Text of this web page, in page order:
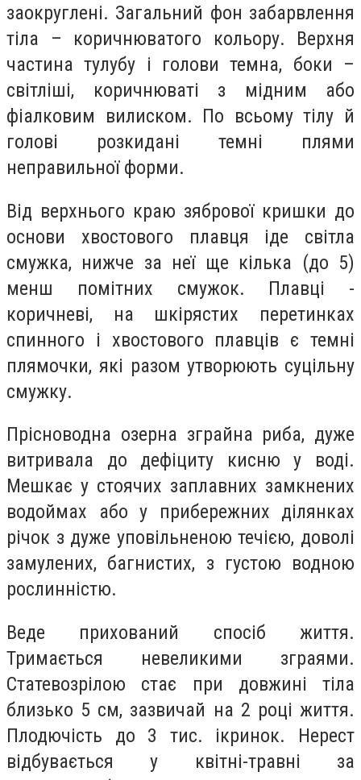
заокруглені. Загальний фон забарвлення
тіла – коричнюватого кольору. Верхня
частина тулубу і голови темна, боки –
світліші, коричнюваті з мідним або
фіалковим вилиском. По всьому тілу й
голові розкидані темні плями
неправильної форми.
Від верхнього краю зябрової кришки до
основи хвостового плавця іде світла
смужка, нижче за неї ще кілька (до 5)
менш помітних смужок. Плавці -
коричневі, на шкірястих перетинках
спинного і хвостового плавців є темні
плямочки, які разом утворюють суцільну
смужку.
Прісноводна озерна зграйна риба, дуже
витривала до дефіциту кисню у воді.
Мешкає у стоячих заплавних замкнених
водоймах або у прибережних ділянках
річок з дуже уповільненою течією, доволі
замулених, багнистих, з густою водною
рослинністю.
Веде прихований спосіб життя.
Тримається невеликими зграями.
Статевозрілою стає при довжині тіла
близько 5 см, зазвичай на 2 році життя.
Плодючість до 3 тис. ікринок. Нерест
відбувається у квітні-травні за